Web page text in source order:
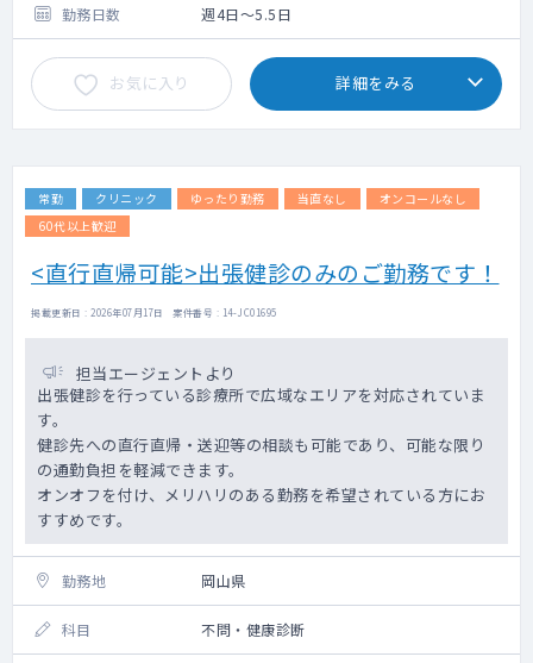
・読影・産業医は必須ではありません。ご
希望に応じます。
・読影はダブルチェック体制があります。
②巡回健診について
・勤務場所により、勤務時間が変更になり
い。
勤務日数 週4日～5.5日
お気に入り 詳細をみる
常勤 クリニック ゆったり勤務 当直なし
オンコールなし
60代以上歓迎
<直行直帰可能>出張健診のみのご勤務です！
掲載更新日 : 2026年07月17日 案件番号 : 14-JC01695
担当エージェントより
出張健診を行っている診療所で広域なエリアを対応されていま
す。
健診先への直行直帰・送迎等の相談も可能であり、可能な限り
の通勤負担を軽減できます。
オンオフを付け、メリハリのある勤務を希望されている方にお
すすめです。
勤務地 岡山県
科目 不問・健康診断